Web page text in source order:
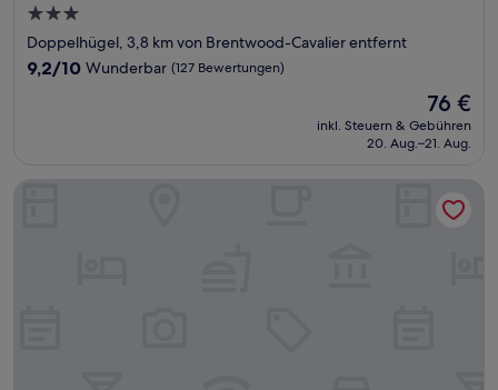
3.0-
Sterne-
Unterkunft
Doppelhügel, 3,8 km von Brentwood-Cavalier entfernt
9.2
9,2/10 Wunderbar (127 Bewertungen)
Der
Preis
beträgt
76 €
inkl. Steuern & Gebühren
20. Aug.–21. Aug.